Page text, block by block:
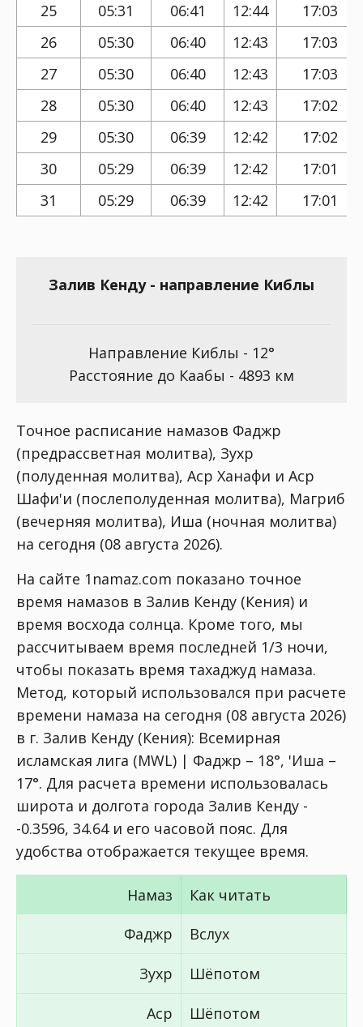
25 05:31 06:41 12:44
17:03
26
05:30 06:40 12:43
17:03
27
05:30 06:40 12:43
17:03
28
05:30 06:40 12:43
17:02
29
05:30 06:39 12:42
17:02
30
05:29 06:39 12:42
17:01
31
05:29 06:39 12:42 17:01
Залив Кенду - направление Киблы
Направление Киблы - 12°
Расстояние до Каабы - 4893 км
Точное расписание намазов Фаджр
(предрассветная молитва), Зухр
(полуденная молитва), Аср Ханафи и Аср
Шафи'и (послеполуденная молитва), Магриб
(вечерняя молитва), Иша (ночная молитва)
на сегодня (08 августа 2026).
На сайте 1namaz.com показано точное
время намазов в Залив Кенду (Кения) и
время восхода солнца. Кроме того, мы
рассчитываем время последней 1/3 ночи,
чтобы показать время тахаджуд намаза.
Метод, который использовался при расчете
времени намаза на сегодня (08 августа 2026)
в г. Залив Кенду (Кения): Всемирная
исламская лига (MWL) | Фаджр – 18°, 'Иша –
17°. Для расчета времени использовалась
широта и долгота города Залив Кенду -
-0.3596, 34.64 и его часовой пояс. Для
удобства отображается текущее время.
Намаз
Как читать
Фаджр
Вслух
Зухр Шёпотом
Аср Шёпотом